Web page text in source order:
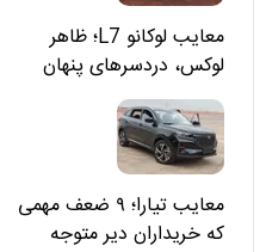
معایب لوکانو L7؛ ظاهر
لوکس، دردسرهای پنهان
معایب تیارا؛ ۹ ضعف مهمی
که خریداران دیر متوجه